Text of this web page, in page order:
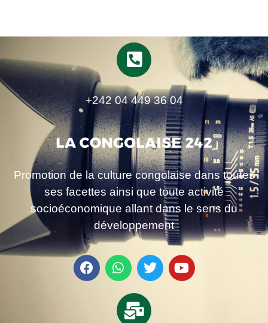
+242 04 449 36 04
Promotion de la culture congolaise dans toutes
ses facettes ainsi que toute activité
socioéconomique allant dans le sens du
développement